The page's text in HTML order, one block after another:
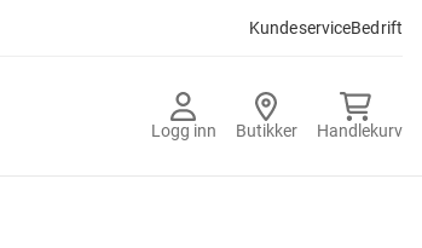
KundeserviceBedrift
Logg inn Butikker Handlekurv